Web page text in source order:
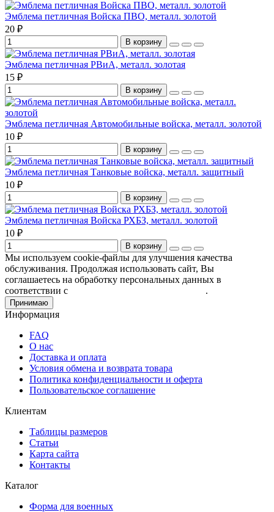
Эмблема петличная Войска ПВО, металл. золотой
20 ₽
В корзину
Эмблема петличная РВиА, металл. золотая
15 ₽
В корзину
Эмблема петличная Автомобильные войска, металл. золотой
10 ₽
В корзину
Эмблема петличная Танковые войска, металл. защитный
10 ₽
В корзину
Эмблема петличная Войска РХБЗ, металл. золотой
10 ₽
В корзину
Мы используем cookie-файлы для улучшения качества
обслуживания. Продолжая использовать сайт, Вы
соглашаетесь на обработку персональных данных в
соответствии с
.
Принимаю
Информация
FAQ
О нас
Доставка и оплата
Условия обмена и возврата товара
Политика конфиденциальности и оферта
Пользовательское соглашение
Клиентам
Таблицы размеров
Статьи
Карта сайта
Контакты
Каталог
Форма для военных